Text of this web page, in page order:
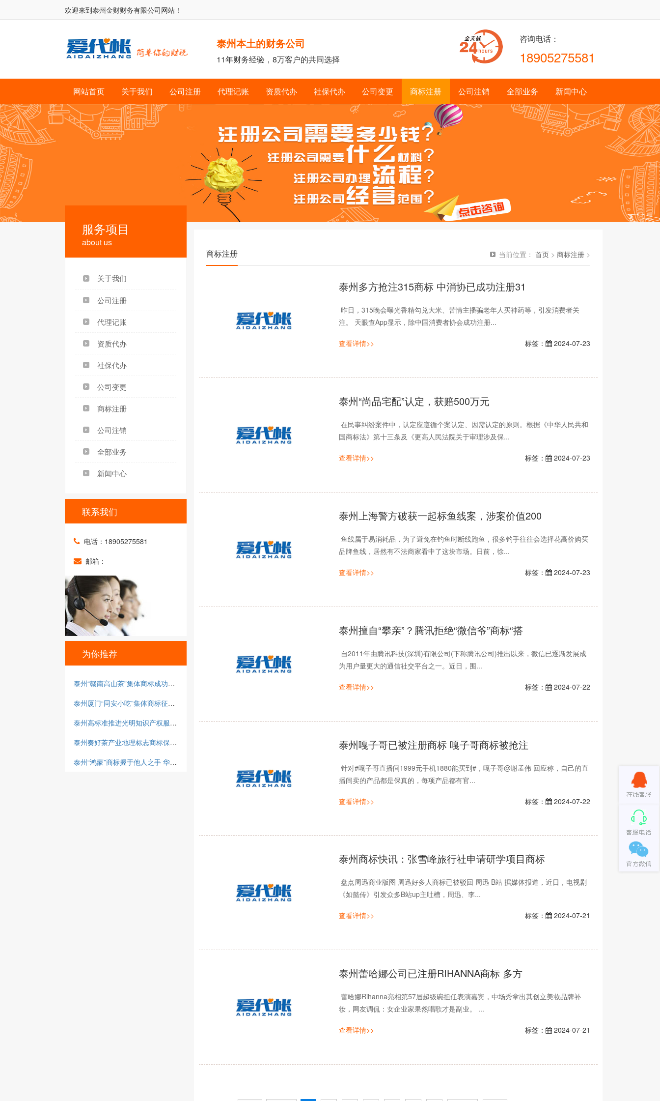
欢迎来到泰州金财财务有限公司网站！
泰州本土的财务公司
11年财务经验，8万客户的共同选择
咨询电话：
18905275581
网站首页 关于我们 公司注册 代理记账 资质代办 社保代办 公司变更 商标注册 公司注销 全部业务 新闻中心
服务项目
about us
关于我们
公司注册
代理记账
资质代办
社保代办
公司变更
商标注册
公司注销
全部业务
新闻中心
联系我们
电话：18905275581
邮箱：
为你推荐
泰州“赣南高山茶”集体商标成功注册
泰州厦门“同安小吃”集体商标征集“同同”“安
泰州高标准推进光明知识产权服务中心建设
泰州奏好茶产业地理标志商标保护“三部曲”
泰州“鸿蒙”商标握于他人之手 华为倒霉还是大
商标注册 当前位置： 首页 > 商标注册 >
泰州多方抢注315商标 中消协已成功注册31
昨日，315晚会曝光香精勾兑大米、苦情主播骗老年人买神药等，引发消费者关
注。 天眼查App显示，除中国消费者协会成功注册...
查看详情>> 2024-07-23
标签：
泰州“尚品宅配”认定，获赔500万元
在民事纠纷案件中，认定应遵循个案认定、因需认定的原则。根据《中华人民共和
国商标法》第十三条及《更高人民法院关于审理涉及保...
查看详情>> 2024-07-23
标签：
泰州上海警方破获一起标鱼线案，涉案价值200
鱼线属于易消耗品，为了避免在钓鱼时断线跑鱼，很多钓手往往会选择花高价购买
品牌鱼线，居然有不法商家看中了这块市场。日前，徐...
查看详情>> 2024-07-23
标签：
泰州擅自“攀亲”？腾讯拒绝“微信爷”商标“搭
自2011年由腾讯科技(深圳)有限公司(下称腾讯公司)推出以来，微信已逐渐发展成
为用户量更大的通信社交平台之一。近日，围...
查看详情>> 2024-07-22
标签：
泰州嘎子哥已被注册商标 嘎子哥商标被抢注
针对#嘎子哥直播间1999元手机1880能买到#，嘎子哥@谢孟伟 回应称，自己的直
播间卖的产品都是保真的，每项产品都有官...
查看详情>> 2024-07-22
标签：
泰州商标快讯：张雪峰旅行社申请研学项目商标
盘点周迅商业版图 周迅好多人商标已被驳回 周迅 B站 据媒体报道，近日，电视剧
《如懿传》引发众多B站up主吐槽，周迅、李...
查看详情>> 2024-07-21
标签：
泰州蕾哈娜公司已注册RIHANNA商标 多方
蕾哈娜Rihanna亮相第57届超级碗担任表演嘉宾，中场秀拿出其创立美妆品牌补
妆，网友调侃：女企业家果然唱歌才是副业。 ...
查看详情>> 2024-07-21
标签：